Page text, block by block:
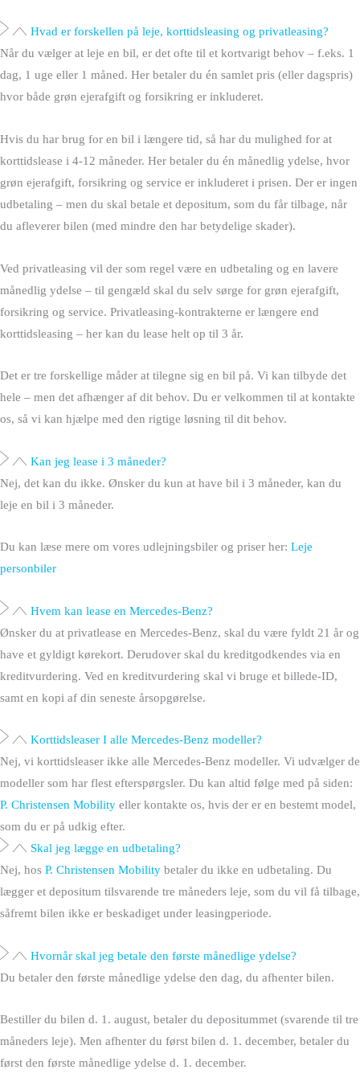
Hvad er forskellen på leje, korttidsleasing og privatleasing?
Når du vælger at leje en bil, er det ofte til et kortvarigt behov – f.eks. 1
dag, 1 uge eller 1 måned. Her betaler du én samlet pris (eller dagspris)
hvor både grøn ejerafgift og forsikring er inkluderet.
Hvis du har brug for en bil i længere tid, så har du mulighed for at
korttidslease i 4-12 måneder. Her betaler du én månedlig ydelse, hvor
grøn ejerafgift, forsikring og service er inkluderet i prisen. Der er ingen
udbetaling – men du skal betale et depositum, som du får tilbage, når
du afleverer bilen (med mindre den har betydelige skader).
Ved privatleasing vil der som regel være en udbetaling og en lavere
månedlig ydelse – til gengæld skal du selv sørge for grøn ejerafgift,
forsikring og service. Privatleasing-kontrakterne er længere end
korttidsleasing – her kan du lease helt op til 3 år.
Det er tre forskellige måder at tilegne sig en bil på. Vi kan tilbyde det
hele – men det afhænger af dit behov. Du er velkommen til at kontakte
os, så vi kan hjælpe med den rigtige løsning til dit behov.
Kan jeg lease i 3 måneder?
Nej, det kan du ikke. Ønsker du kun at have bil i 3 måneder, kan du
leje en bil i 3 måneder.
Du kan læse mere om vores udlejningsbiler og priser her: Leje
personbiler
Hvem kan lease en Mercedes-Benz?
Ønsker du at privatlease en Mercedes-Benz, skal du være fyldt 21 år og
have et gyldigt kørekort. Derudover skal du kreditgodkendes via en
kreditvurdering. Ved en kreditvurdering skal vi bruge et billede-ID,
samt en kopi af din seneste årsopgørelse.
Korttidsleaser I alle Mercedes-Benz modeller?
Nej, vi korttidsleaser ikke alle Mercedes-Benz modeller. Vi udvælger de
modeller som har flest efterspørgsler. Du kan altid følge med på siden:
P. Christensen Mobility eller kontakte os, hvis der er en bestemt model,
som du er på udkig efter.
Skal jeg lægge en udbetaling?
Nej, hos P. Christensen Mobility betaler du ikke en udbetaling. Du
lægger et depositum tilsvarende tre måneders leje, som du vil få tilbage,
såfremt bilen ikke er beskadiget under leasingperiode.
Hvornår skal jeg betale den første månedlige ydelse?
Du betaler den første månedlige ydelse den dag, du afhenter bilen.
Bestiller du bilen d. 1. august, betaler du depositummet (svarende til tre
måneders leje). Men afhenter du først bilen d. 1. december, betaler du
først den første månedlige ydelse d. 1. december.